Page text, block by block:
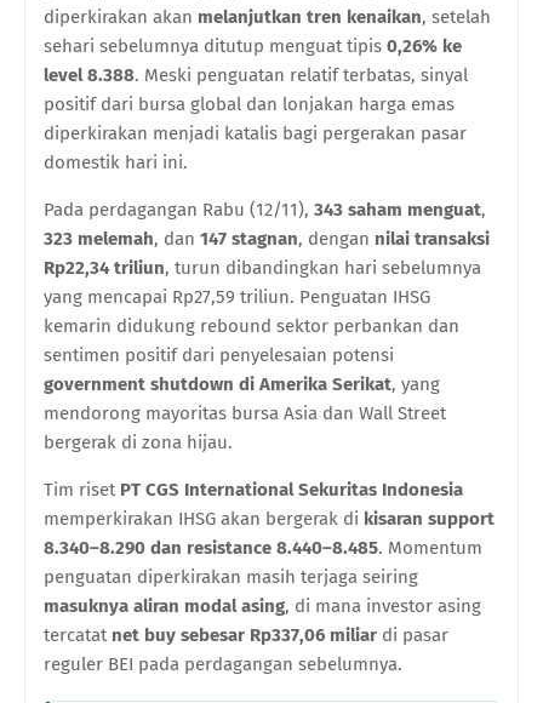
diperkirakan akan melanjutkan tren kenaikan, setelah
sehari sebelumnya ditutup menguat tipis 0,26% ke
level 8.388. Meski penguatan relatif terbatas, sinyal
positif dari bursa global dan lonjakan harga emas
diperkirakan menjadi katalis bagi pergerakan pasar
domestik hari ini.
Pada perdagangan Rabu (12/11), 343 saham menguat,
323 melemah, dan 147 stagnan, dengan nilai transaksi
Rp22,34 triliun, turun dibandingkan hari sebelumnya
yang mencapai Rp27,59 triliun. Penguatan IHSG
kemarin didukung rebound sektor perbankan dan
sentimen positif dari penyelesaian potensi
government shutdown di Amerika Serikat, yang
mendorong mayoritas bursa Asia dan Wall Street
bergerak di zona hijau.
Tim riset PT CGS International Sekuritas Indonesia
memperkirakan IHSG akan bergerak di kisaran support
8.340–8.290 dan resistance 8.440–8.485. Momentum
penguatan diperkirakan masih terjaga seiring
masuknya aliran modal asing, di mana investor asing
tercatat net buy sebesar Rp337,06 miliar di pasar
reguler BEI pada perdagangan sebelumnya.